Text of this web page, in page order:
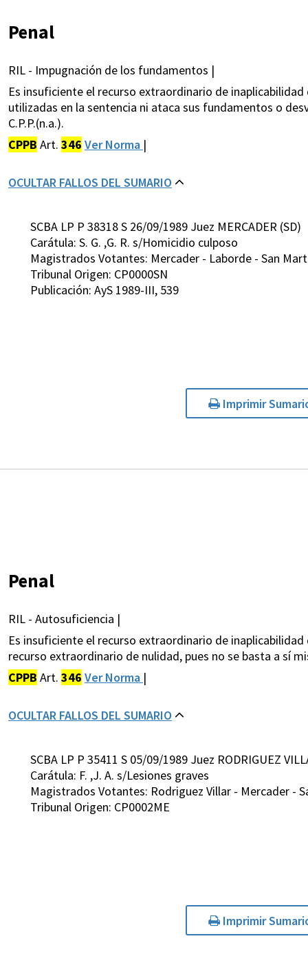
Penal
RIL - Impugnación de los fundamentos |
Es insuficiente el recurso extraordinario de
utilizadas en la sentencia ni ataca sus fundamentos o
C.P.P.(n.a.).
CPPB Art. 346 Ver Norma |
OCULTAR FALLOS DEL SUMARIO
SCBA LP P 38318 S 26/09/1989 Juez MERCADER (SD)
Carátula: S. G. ,G. R. s/Homicidio culposo
Magistrados Votantes: Mercader - Laborde - San
Tribunal Origen: CP0000SN
Publicación: AyS 1989-III, 539
Imprimir
Penal
RIL - Autosuficiencia |
Es insuficiente el recurso extraordinario de
recurso extraordinario de nulidad, pues no se basta a sí
CPPB Art. 346 Ver Norma |
OCULTAR FALLOS DEL SUMARIO
SCBA LP P 35411 S 05/09/1989 Juez RODRIGUEZ
Carátula: F. ,J. A. s/Lesiones graves
Magistrados Votantes: Rodriguez Villar - Mercader -
Tribunal Origen: CP0002ME
Imprimir